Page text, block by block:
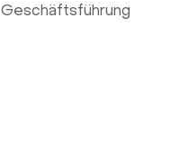
Geschäftsführung